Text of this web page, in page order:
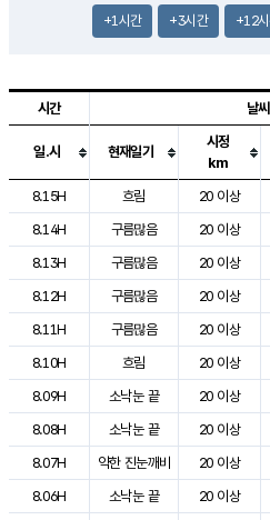
+1시간 +3시간 +12
도시별 기상실황표로 지점, 날씨, 기
시간 날씨
일.시 현재일기
시정
km
8.15H
흐림 20 이상
8.14H
구름많음 20 이상
8.13H
구름많음 20 이상
8.12H
구름많음 20 이상
8.11H
구름많음 20 이상
8.10H
흐림 20 이상
8.09H
소낙눈 끝 20 이상
8.08H
소낙눈 끝 20 이상
8.07H
약한 진눈깨비 20 이상
8.06H
소낙눈 끝 20 이상